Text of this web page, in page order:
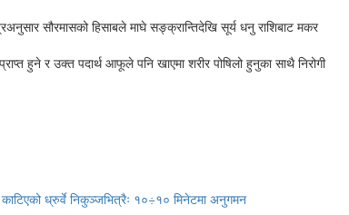
सौरमासको हिसाबले माघे सङ्क्रान्तिदेखि सूर्य धनु राशिबाट मकर
हुने र उक्त पदार्थ आफूले पनि खाएमा शरीर पोषिलो हुनुका साथै निरोगी